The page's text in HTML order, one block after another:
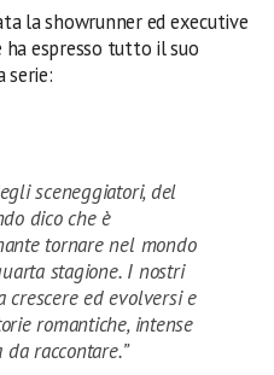
la showrunner ed executive
ha espresso tutto il suo
serie:
sceneggiatori, del
dico che è
tornare nel mondo
stagione. I nostri
crescere ed evolversi e
romantiche, intense
raccontare.”